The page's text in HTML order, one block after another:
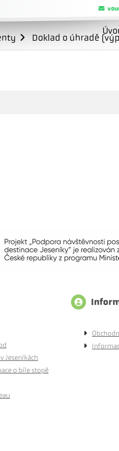
Doklad o úhradě
Jeseníkách
o bíle stopě